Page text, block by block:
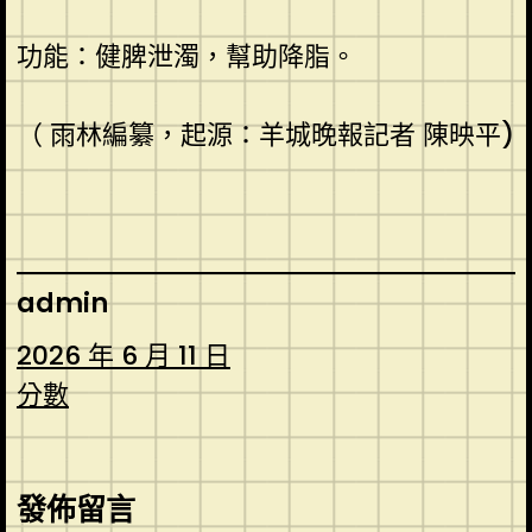
功能：健脾泄濁，幫助降脂。
（ 雨林編纂，起源：羊城晚報記者 陳映平)
admin
2026 年 6 月 11 日
分數
發佈留言